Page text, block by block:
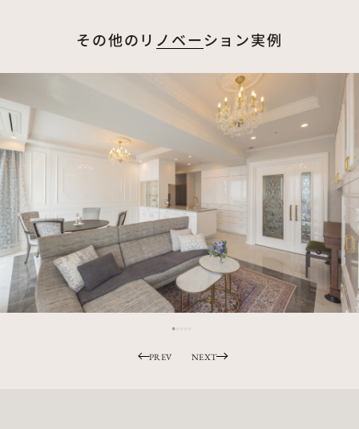
その他のリノベーション実例
PREV NEXT